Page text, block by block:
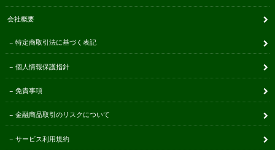
会社概要
特定商取引法に基づく表記
個人情報保護指針
免責事項
金融商品取引のリスクについて
サービス利用規約